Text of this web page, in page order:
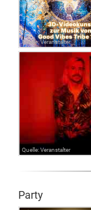
Quelle: Veranstalter
Quelle: Veranstalter
Party